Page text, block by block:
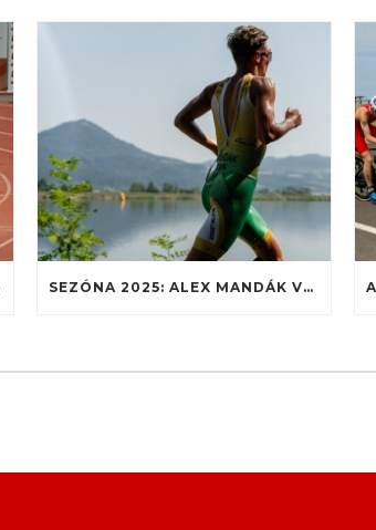
SEZÓNA 2025: ALEX MANDÁK VSTÚPIL MEDZI SVETOVÚ JUNIORSKÚ ELITU